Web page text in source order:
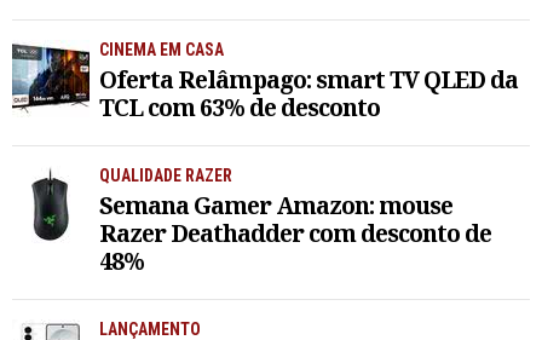
CINEMA EM CASA
Oferta Relâmpago: smart TV QLED da
TCL com 63% de desconto
QUALIDADE RAZER
Semana Gamer Amazon: mouse
Razer Deathadder com desconto de
48%
LANÇAMENTO